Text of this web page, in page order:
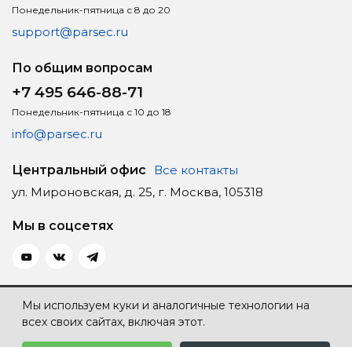
Понедельник-пятница с 8 до 20
support@parsec.ru
По общим вопросам
+7 495 646-88-71
Понедельник-пятница с 10 до 18
info@parsec.ru
Центральный офис
Все контакты
ул. Мироновская, д. 25, г. Москва, 105318
Мы в соцсетях
Политика конфиденциальности
Карта сайта
Создание сайта — Individ
Мы используем куки и аналогичные технологии на
всех своих сайтах, включая этот.